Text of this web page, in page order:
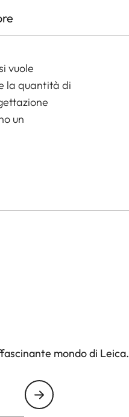
vuole
la quantità di
un
mondo di Leica.